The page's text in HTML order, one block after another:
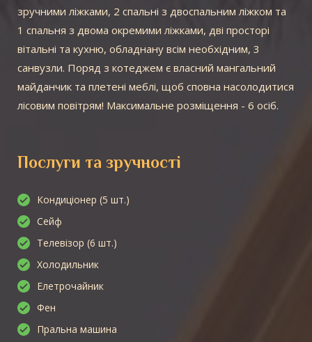
зручними ліжками, 2 спальні з двоспальним ліжком та
1 спальня з двома окремими ліжками, дві просторі
вітальні та кухню, обладнану всім необхідним, 3
санвузли. Поряд з котеджем є власний мангальний
майданчик та плетені меблі, щоб сповна насолодитися
лісовим повітрям! Максимальне розміщення - 6 осіб.
Послуги та зручності
Кондиціонер (5 шт.)
Сейф
Телевізор (6 шт.)
Холодильник
Елетрочайник
Фен
Пральна машина